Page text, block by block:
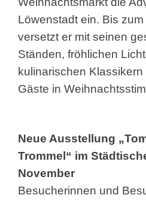
Löwenstadt ein. Bis
versetzt er mit seinen
Ständen, fröhlichen
kulinarischen
Gäste in
Neue Ausstellung
Trommel“ im
November
Besucherinnen und